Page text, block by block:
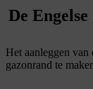
De
Het aanleggen
gazonrand te